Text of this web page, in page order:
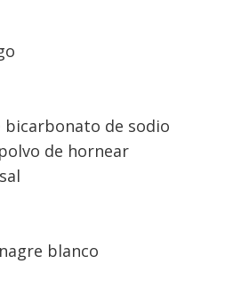
de sodio
de hornear
blanco